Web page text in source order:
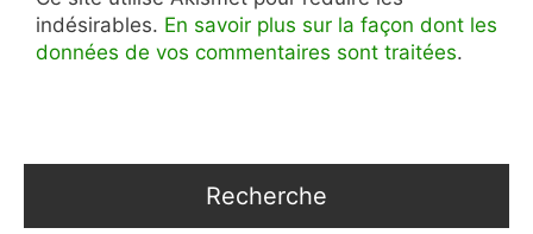
indésirables. En savoir plus sur la façon dont les
données de vos commentaires sont traitées.
Recherche